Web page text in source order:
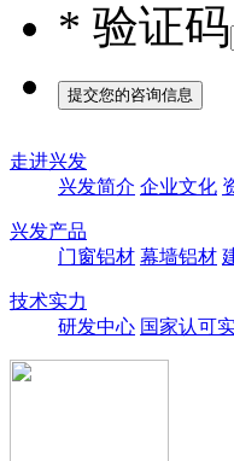
* 验证码
走进兴发
兴发简介 企业文化
兴发产品
门窗铝材 幕墙铝材
技术实力
研发中心 国家认可